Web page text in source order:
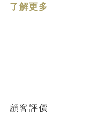
了解更多
顧客評價